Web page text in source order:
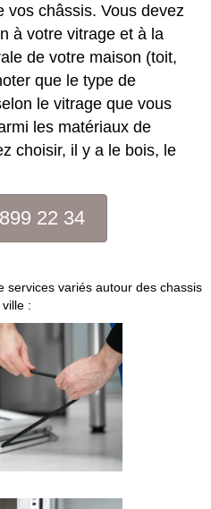
vos châssis. Vous devez
à votre vitrage et à la
de votre maison (toit,
que le type de
le vitrage que vous
les matériaux de
choisir, il y a le bois, le
22 34
services variés autour des chassis
: